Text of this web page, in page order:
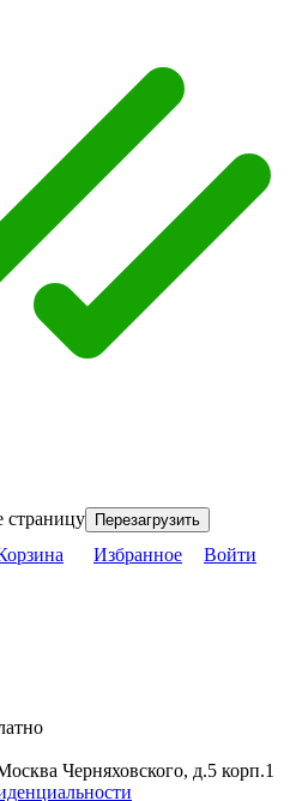
страницу Перезагрузить
Избранное Войти
Черняховского, д.5 корп.1